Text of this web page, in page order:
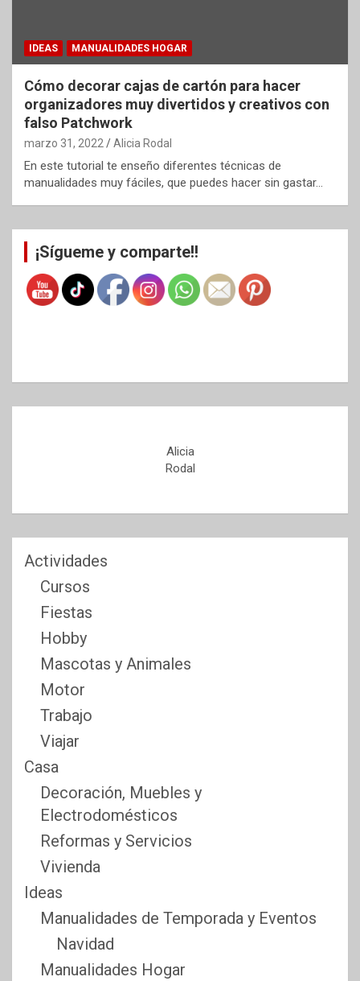
IDEAS MANUALIDADES HOGAR
Cómo decorar cajas de cartón para hacer
organizadores muy divertidos y creativos con
falso Patchwork
marzo 31, 2022 Alicia Rodal
En este tutorial te enseño diferentes técnicas de
manualidades muy fáciles, que puedes hacer sin gastar…
¡Sígueme y comparte!!
Alicia
Rodal
Actividades
Cursos
Fiestas
Hobby
Mascotas y Animales
Motor
Trabajo
Viajar
Casa
Decoración, Muebles y
Electrodomésticos
Reformas y Servicios
Vivienda
Ideas
Manualidades de Temporada y Eventos
Navidad
Manualidades Hogar